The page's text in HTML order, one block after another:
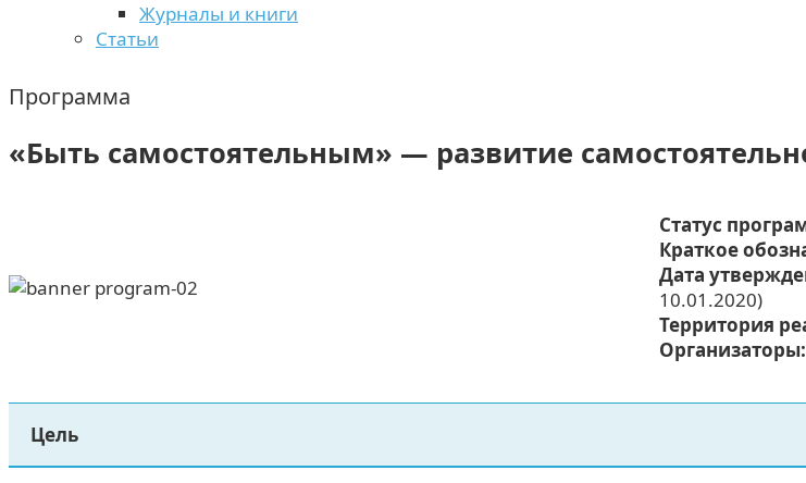
Журналы и книги
Статьи
Программа
«Быть самостоятельным» — развитие
Статус
Краткое
Дата
10.01.2020)
Территория
Организаторы:
Цель